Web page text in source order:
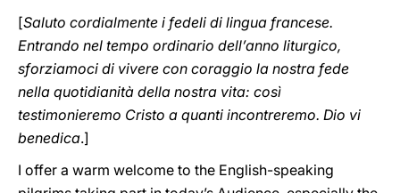
[Saluto cordialmente i fedeli di lingua francese.
Entrando nel tempo ordinario dell’anno liturgico,
sforziamoci di vivere con coraggio la nostra fede
nella quotidianità della nostra vita: così
testimonieremo Cristo a quanti incontreremo. Dio vi
benedica.]
I offer a warm welcome to the English-speaking